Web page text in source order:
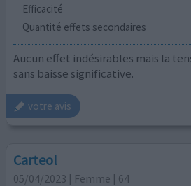
Efficacité
Quantité effets secondaires
Aucun effet indésirables mais la
sans baisse significative.
votre avis
Carteol
05/04/2023 | Femme | 64